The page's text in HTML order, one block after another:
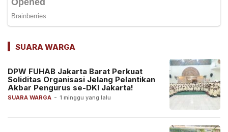
SUARA WARGA
SUARA WARGA - 1 minggu yang lalu
DPW FUHAB Jakarta Barat Perkuat
Soliditas Organisasi Jelang Pelantikan
Akbar Pengurus se-DKI Jakarta!